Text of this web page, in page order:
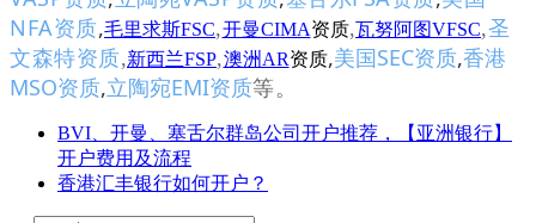
NFA资质,毛里求斯FSC,开曼CIMA资质,瓦努阿图VFSC,圣
文森特资质,新西兰FSP,澳洲AR资质,美国SEC资质,香港
MSO资质,立陶宛EMI资质等。
BVI、开曼、塞舌尔群岛公司开户推荐，【亚洲银行】
开户费用及流程
香港汇丰银行如何开户？